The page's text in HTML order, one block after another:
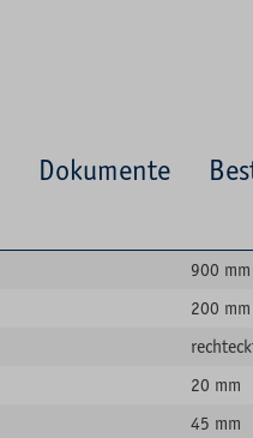
Dokumente
900 mm
200 mm
20 mm
45 mm